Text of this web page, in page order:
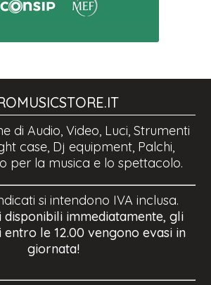
di Audio, Video, Luci, Strumenti
case, Dj equipment, Palchi,
per la musica e lo spettacolo.
si intendono IVA inclusa.
immediatamente, gli
le 12.00 vengono evasi in
giornata!